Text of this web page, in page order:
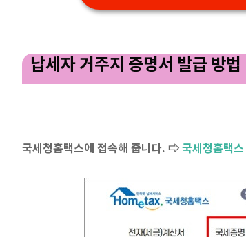
납세자 거주지 증명서 발급 방법
국세청홈택스에 접속해 줍니다. ⇨ 국세청홈택스